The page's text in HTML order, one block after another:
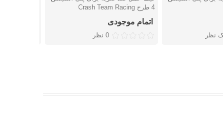
نظر
4 طرح Crash Team Racing
اتمام موجودی
0 نظر